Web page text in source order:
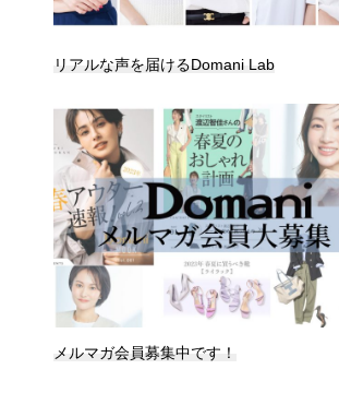
リアルな声を届けるDomani Lab
メルマガ会員募集中です！